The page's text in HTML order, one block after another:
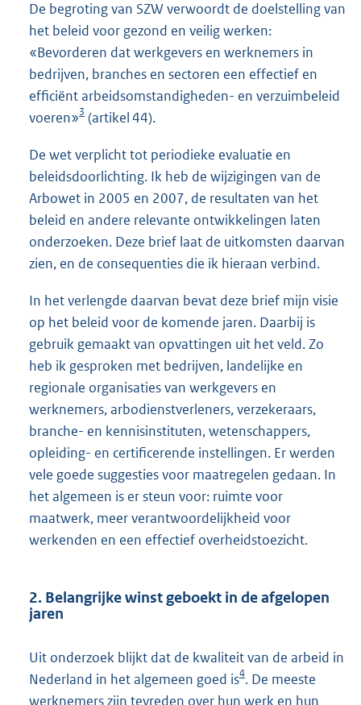
De begroting van SZW verwoordt de doelstelling van
het beleid voor gezond en veilig werken:
«Bevorderen dat werkgevers en werknemers in
bedrijven, branches en sectoren een effectief en
efficiënt arbeidsomstandigheden- en verzuimbeleid
voeren»3 (artikel 44).
De wet verplicht tot periodieke evaluatie en
beleidsdoorlichting. Ik heb de wijzigingen van de
Arbowet in 2005 en 2007, de resultaten van het
beleid en andere relevante ontwikkelingen laten
onderzoeken. Deze brief laat de uitkomsten daarvan
zien, en de consequenties die ik hieraan verbind.
In het verlengde daarvan bevat deze brief mijn visie
op het beleid voor de komende jaren. Daarbij is
gebruik gemaakt van opvattingen uit het veld. Zo
heb ik gesproken met bedrijven, landelijke en
regionale organisaties van werkgevers en
werknemers, arbodienstverleners, verzekeraars,
branche- en kennisinstituten, wetenschappers,
opleiding- en certificerende instellingen. Er werden
vele goede suggesties voor maatregelen gedaan. In
het algemeen is er steun voor: ruimte voor
maatwerk, meer verantwoordelijkheid voor
werkenden en een effectief overheidstoezicht.
2. Belangrijke winst geboekt in de afgelopen
jaren
Uit onderzoek blijkt dat de kwaliteit van de arbeid in
Nederland in het algemeen goed is4. De meeste
werknemers zijn tevreden over hun werk en hun